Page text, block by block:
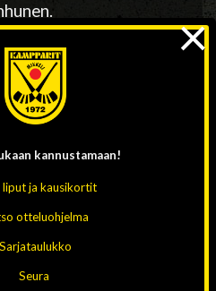
Hänninkentällä
Ottelu alkaa klo
sekä kätevästi
kannustamaan!
liput ja kausikortit
otteluohjelma
Sarjataulukko
Seura
×